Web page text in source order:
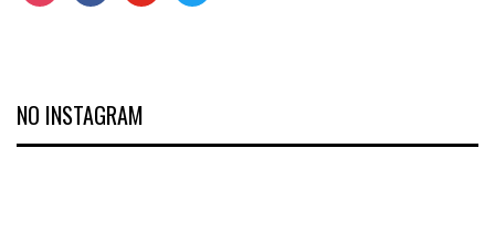
NO INSTAGRAM